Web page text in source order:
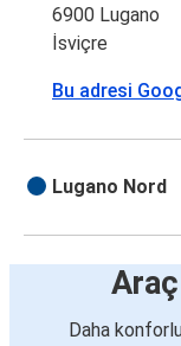
6900 Lugano
İsviçre
Bu adresi
Lugano Nord
Daha